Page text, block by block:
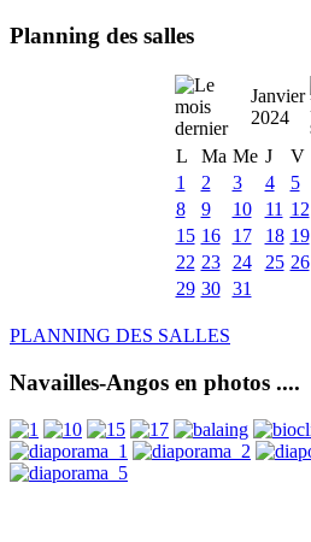
Planning des salles
Janvier
2024
L
Ma Me J V
1
2 3 4 5
8
9 10 11 12
15 16 17 18 19
22 23 24 25 26
29 30 31
PLANNING DES SALLES
Navailles-Angos en photos ....